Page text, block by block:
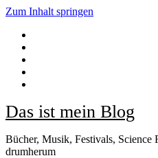
Zum Inhalt springen
Das ist mein Blog
Bücher, Musik, Festivals, Science
drumherum